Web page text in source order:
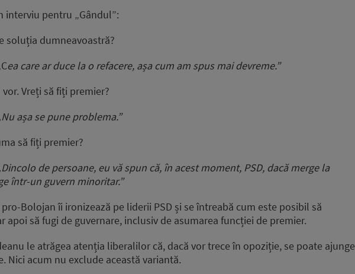
interviu pentru „Gândul”:
soluția dumneavoastră?
ea care ar duce la o refacere, așa cum am spus mai devreme.”
vor. Vreți să fiți premier?
așa se pune problema.”
să fiți premier?
de persoane, eu vă spun că, în acest moment, PSD, dacă merge la
într-un guvern minoritar.”
Bolojan îi ironizează pe liderii PSD și se întreabă cum este posibil să
apoi să fugi de guvernare, inclusiv de asumarea funcției de premier.
le atrăgea atenția liberalilor că, dacă vor trece în opoziție, se poate ajunge
Nici acum nu exclude această variantă.